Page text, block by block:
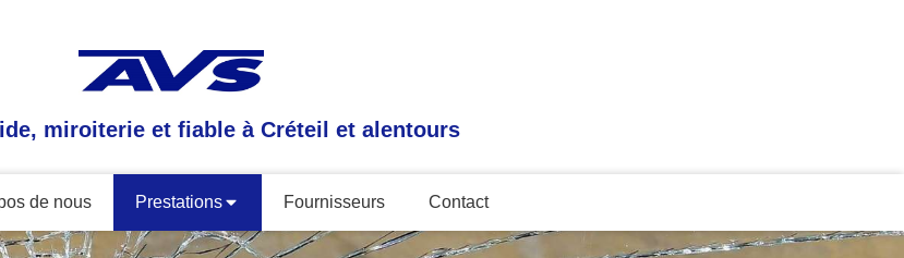
miroiterie et fiable à Créteil et alentours
de nous Prestations Fournisseurs Contact